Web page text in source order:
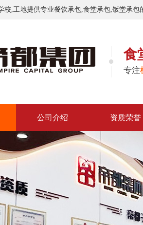
校,工地提供专业餐饮承包,食堂承包,饭堂承
食
专注
公司介绍 资质荣誉